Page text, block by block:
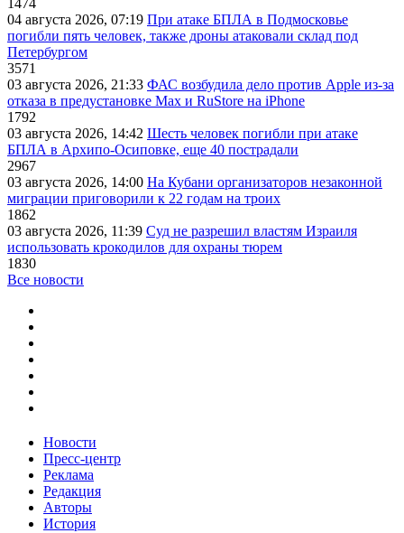
1474
04 августа 2026, 07:19 При атаке БПЛА в Подмосковье
погибли пять человек, также дроны атаковали склад под
Петербургом
3571
03 августа 2026, 21:33 ФАС возбудила дело против Apple из-за
отказа в предустановке Max и RuStore на iPhone
1792
03 августа 2026, 14:42 Шесть человек погибли при атаке
БПЛА в Архипо-Осиповке, еще 40 пострадали
2967
03 августа 2026, 14:00 На Кубани организаторов незаконной
миграции приговорили к 22 годам на троих
1862
03 августа 2026, 11:39 Суд не разрешил властям Израиля
использовать крокодилов для охраны тюрем
1830
Все новости
Новости
Пресс-центр
Реклама
Редакция
Авторы
История